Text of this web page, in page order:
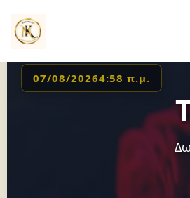
07/08/20264:58 π.μ.